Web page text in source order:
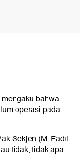
bahwa
operasi pada
Sekjen (M. Fadil
tidak, tidak apa-